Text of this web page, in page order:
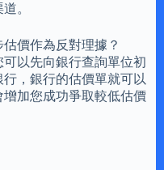
。
價作為反對理據？
以先向銀行查詢單位初
，銀行的估價單就可以
加您成功爭取較低估價